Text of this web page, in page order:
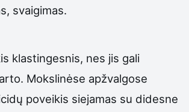
svaigimas.
klastingesnis, nes jis gali
Mokslinėse apžvalgose
poveikis siejamas su didesne